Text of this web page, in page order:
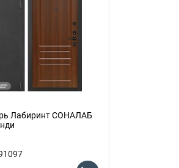
Лабиринт СОНАЛАБ